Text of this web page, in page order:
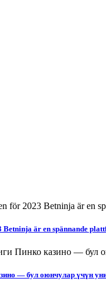
är en spännande
— бул оюнчулар үчүн